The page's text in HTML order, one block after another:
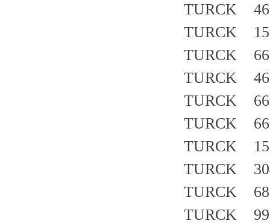
TURCK
TURCK
TURCK
TURCK
TURCK
TURCK
TURCK
TURCK
TURCK
TURCK